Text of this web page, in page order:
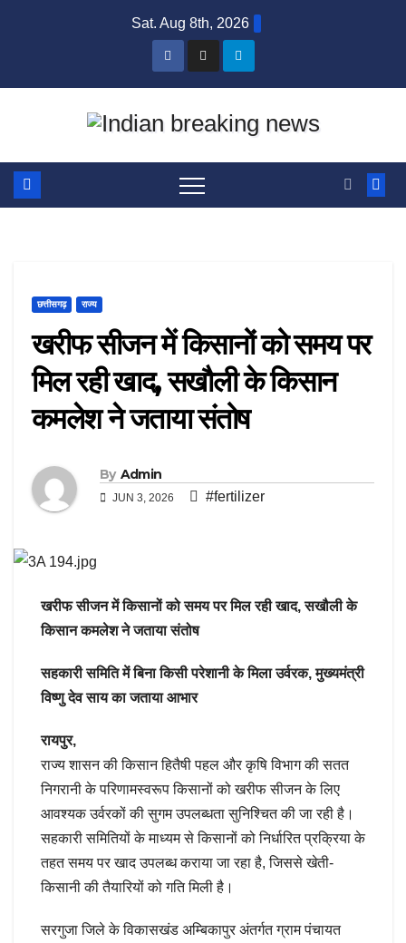
Sat. Aug 8th, 2026
छत्तीसगढ़ राज्य
खरीफ सीजन में किसानों को समय पर
मिल रही खाद, सखौली के किसान
कमलेश ने जताया संतोष
By Admin
JUN 3, 2026 #fertilizer
खरीफ सीजन में किसानों को समय पर मिल रही खाद, सखौली के
किसान कमलेश ने जताया संतोष
सहकारी समिति में बिना किसी परेशानी के मिला उर्वरक, मुख्यमंत्री
विष्णु देव साय का जताया आभार
रायपुर,
राज्य शासन की किसान हितैषी पहल और कृषि विभाग की सतत
निगरानी के परिणामस्वरूप किसानों को खरीफ सीजन के लिए
आवश्यक उर्वरकों की सुगम उपलब्धता सुनिश्चित की जा रही है।
सहकारी समितियों के माध्यम से किसानों को निर्धारित प्रक्रिया के
तहत समय पर खाद उपलब्ध कराया जा रहा है, जिससे खेती-
किसानी की तैयारियों को गति मिली है।
सरगुजा जिले के विकासखंड अम्बिकापुर अंतर्गत ग्राम पंचायत